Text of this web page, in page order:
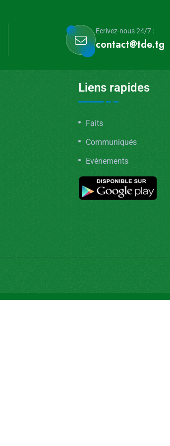
Ecrivez-nous 24/7 :
contact@tde.tg
Liens rapides
Faits
Communiqués
Evènements